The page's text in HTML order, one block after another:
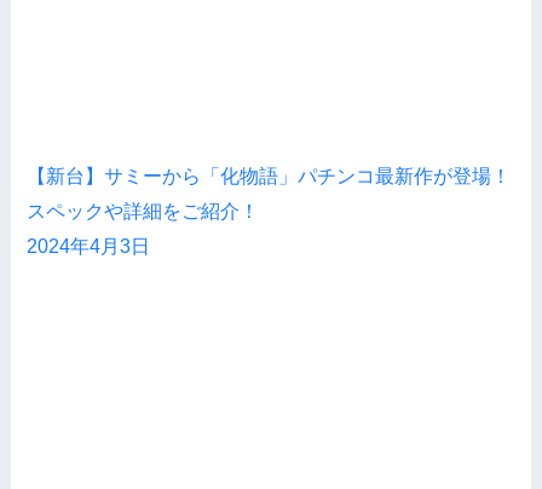
【新台】サミーから「化物語」パチンコ最新作が登場！
スペックや詳細をご紹介！
2024年4月3日